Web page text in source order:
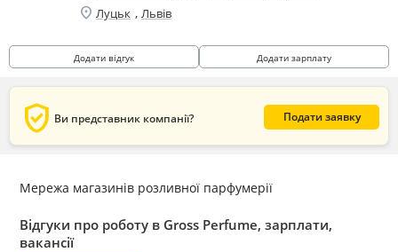
location_on Луцьк , Львів
Додати відгук Додати зарплату
verified_user Ви представник компанії? Подати заявку
Мережа магазинів розливної парфумерії
Відгуки про роботу в Gross Perfume, зарплати,
вакансії